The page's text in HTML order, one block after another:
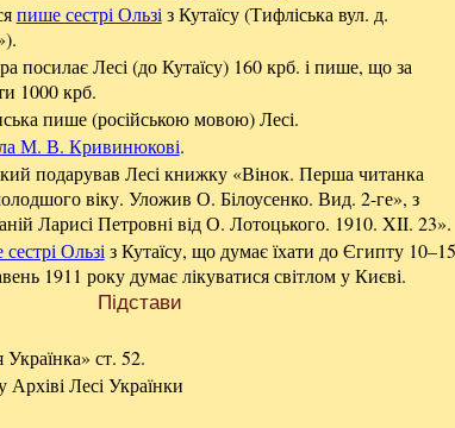
пише сестрі Ользі з Кутаїсу (Тифліська вул. д.
посилає Лесі (до Кутаїсу) 160 крб. і пише, що за
1000 крб.
пише (російською мовою) Лесі.
М. В. Кривинюкові.
подарував Лесі книжку «Вінок. Перша читанка
віку. Уложив О. Білоусенко. Вид. 2-ге», з
Ларисі Петровні від О. Лотоцького. 1910. XII. 23».
Ользі з Кутаїсу, що думає їхати до Єгипту 10–15
1911 року думає лікуватися світлом у Києві.
Підстави
ст. 52.
Лесі Українки